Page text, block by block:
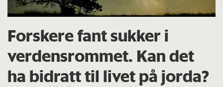
Forskere fant sukker i
verdensrommet. Kan det
ha bidratt til livet på jorda?